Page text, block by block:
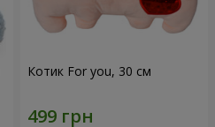
Котик For you, 30 см